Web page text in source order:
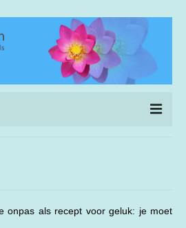
onpas als recept voor geluk: je moet